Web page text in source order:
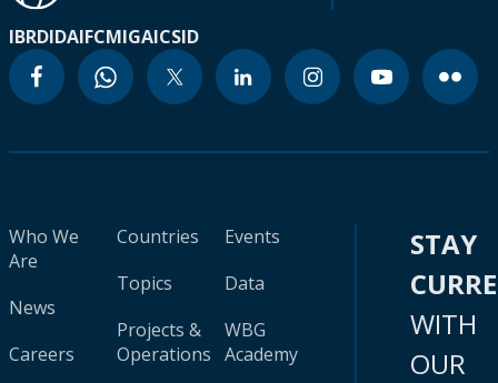
IBRDIDAIFCMIGAICSID
Who We
Are
News
Careers
Countries
Topics
Projects &
Operations
Events
Data
WBG
Academy
STAY
WITH
OUR